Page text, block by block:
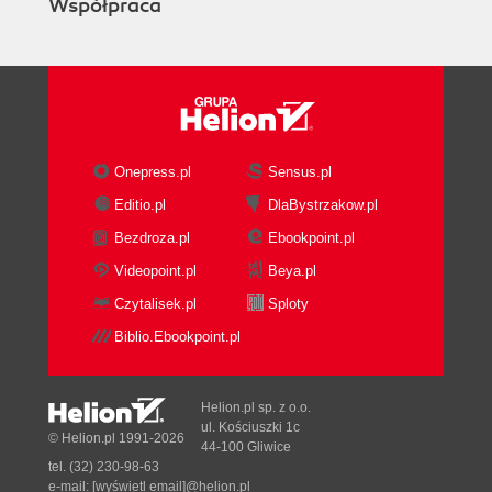
Formularz kontroli łańcucha dowodowego
Znaczenie urządzeń blokujących zapis na
Tworzenie binarnych obrazów danych i
zachowywanie integralności dowodów
cyfrowych
Skrót MD5 (Message Digest)
Skrót SHA (Secure Hashing Algorithm)
Najlepsze praktyki pozyskiwania danych i
standardy DFIR
Podsumowanie
Część 3. Dochodzenia cyfrowe i reagowanie na
Współpraca
Onepress.pl
Sensus.pl
Editio.pl
DlaBystrzakow.pl
Bezdroza.pl
Ebookpoint.pl
Videopoint.pl
Beya.pl
Czytalisek.pl
Sploty
Biblio.Ebookpoint.pl
© Helion.pl 1991-2026
Helion.pl sp. z o.o.
ul. Kościuszki 1c
44-100 Gliwice
tel. (32) 230-98-63
e-mail: [wyświetl email]@helion.pl